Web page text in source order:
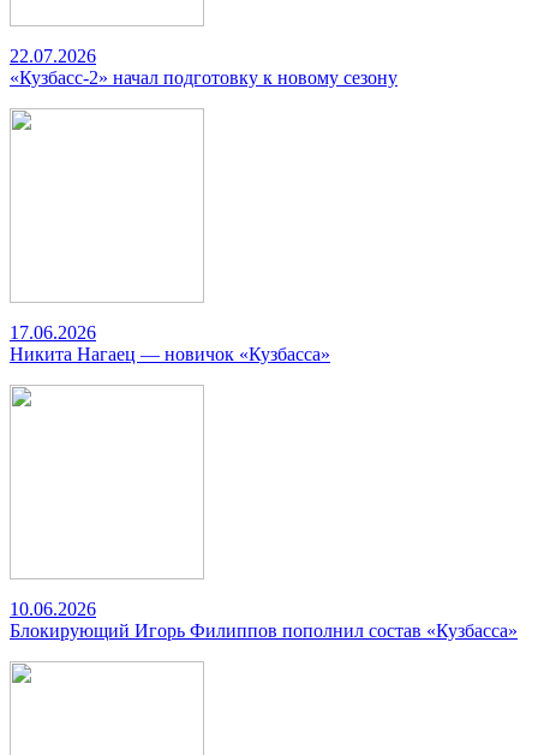
22.07.2026
«Кузбасс-2» начал подготовку к новому сезону
17.06.2026
Никита Нагаец — новичок «Кузбасса»
10.06.2026
Блокирующий Игорь Филиппов пополнил состав «Кузбасса»